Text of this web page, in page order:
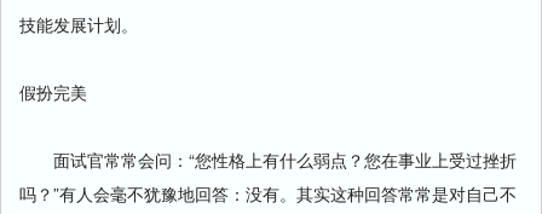
技能发展计划。
假扮完美
面试官常常会问：“您性格上有什么弱点？您在事业上受过挫折
吗？”有人会毫不犹豫地回答：没有。其实这种回答常常是对自己不